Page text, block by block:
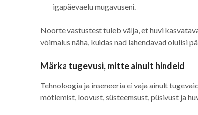
igapäevaelu mugavuseni.
Noorte vastustest tuleb välja, et huvi
võimalus näha, kuidas nad lahendavad olulisi
Märka tugevusi, mitte ainult hindeid
Tehnoloogia ja inseneeria ei vaja ainult
mõtlemist, loovust, süsteemsust, püsivust ja